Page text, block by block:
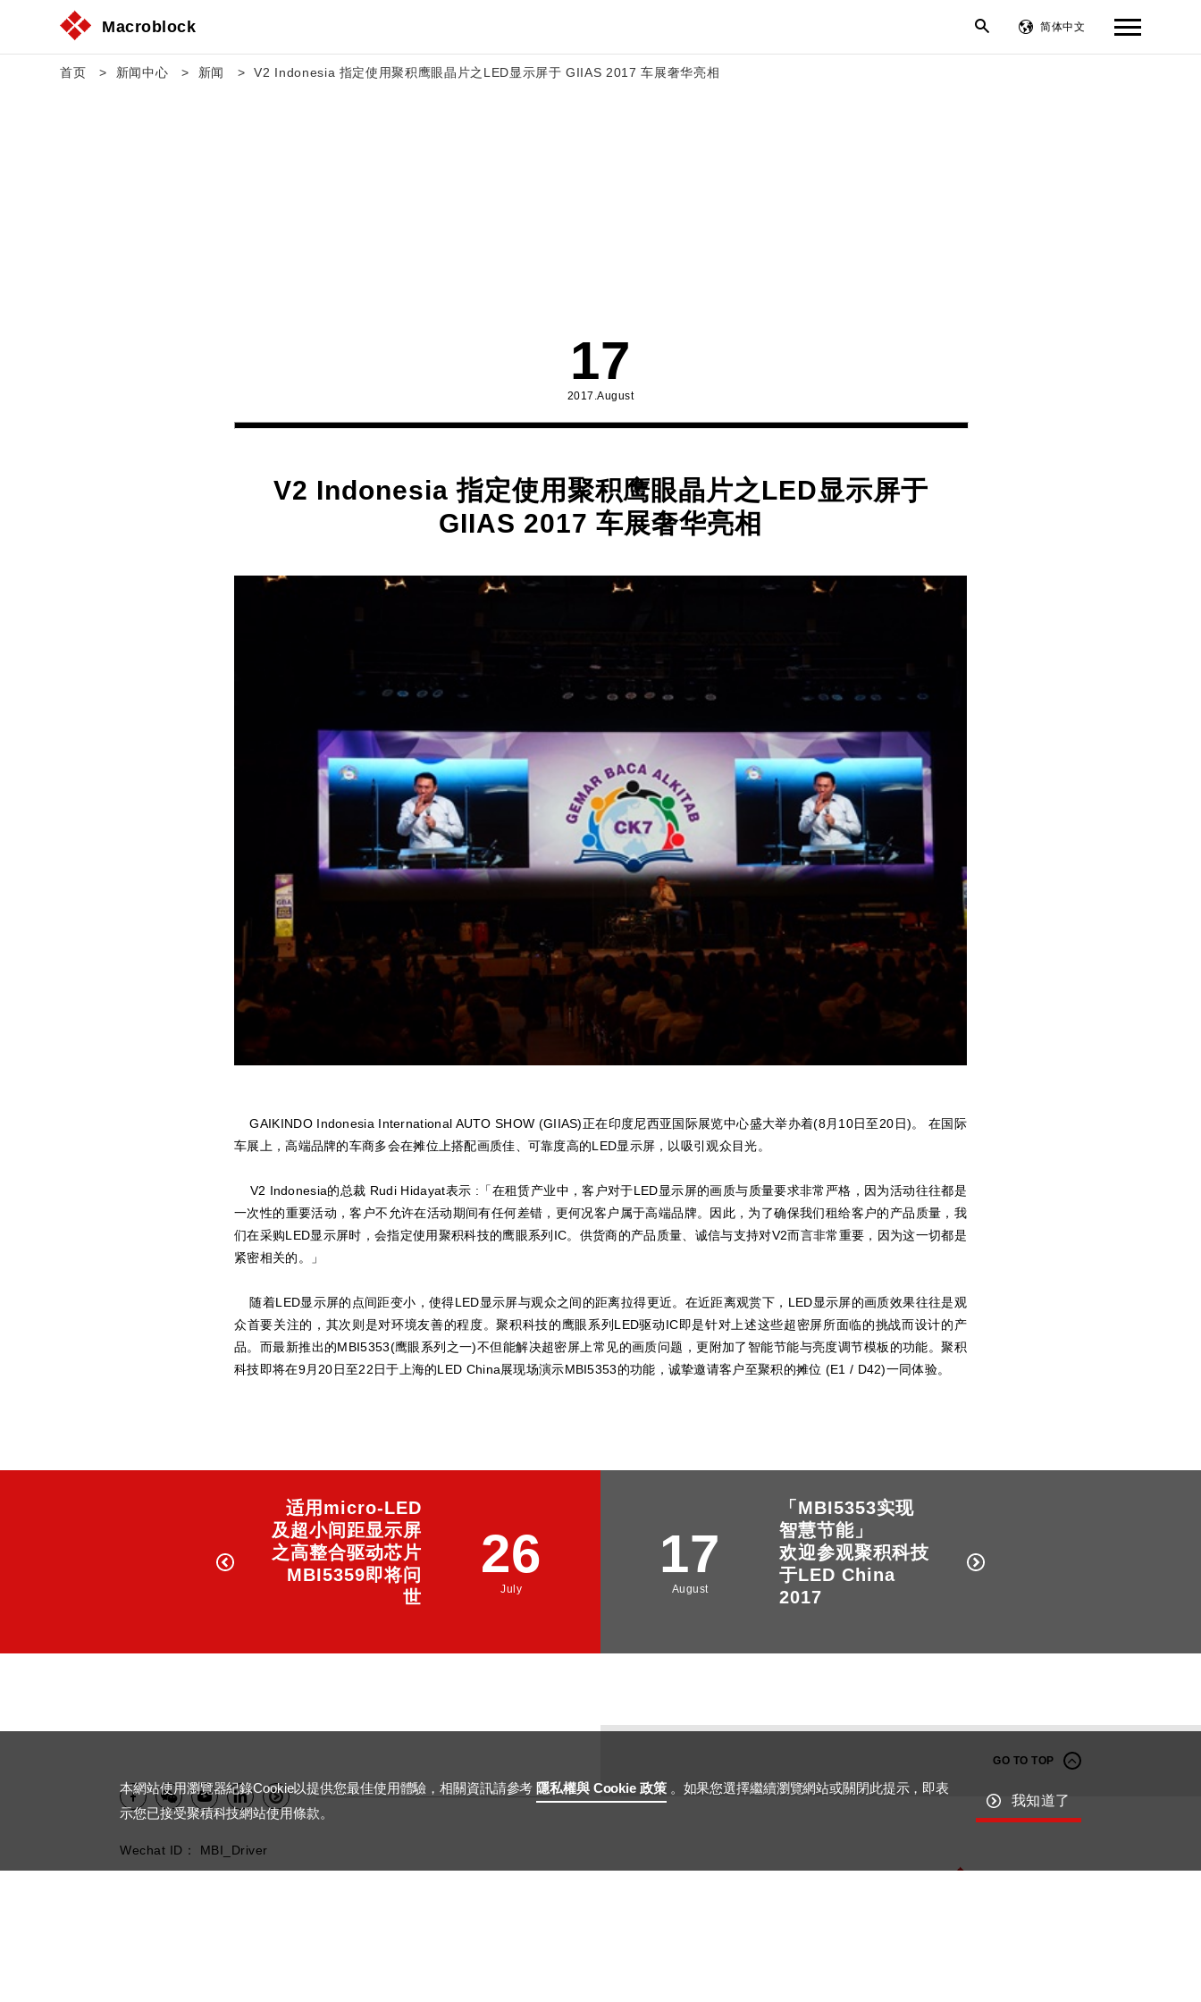
Macroblock 简体中文
首页 新闻中心 新闻 V2 Indonesia 指定使用聚积鹰眼晶片之LED显示屏于 GIIAS 2017 车展奢华亮相
17
2017.August
V2 Indonesia 指定使用聚积鹰眼晶片之LED显示屏于
GIIAS 2017 车展奢华亮相
GAIKINDO Indonesia International AUTO SHOW (GIIAS)正在印度尼西亚国际展览中心盛大举办着(8月10日至20日)。 在国际
车展上，高端品牌的车商多会在摊位上搭配画质佳、可靠度高的LED显示屏，以吸引观众目光。
V2 Indonesia的总裁 Rudi Hidayat表示 :「在租赁产业中，客户对于LED显示屏的画质与质量要求非常严格，因为活动往往都是
一次性的重要活动，客户不允许在活动期间有任何差错，更何况客户属于高端品牌。因此，为了确保我们租给客户的产品质量，我
们在采购LED显示屏时，会指定使用聚积科技的鹰眼系列IC。供货商的产品质量、诚信与支持对V2而言非常重要，因为这一切都是
紧密相关的。」
随着LED显示屏的点间距变小，使得LED显示屏与观众之间的距离拉得更近。在近距离观赏下，LED显示屏的画质效果往往是观
众首要关注的，其次则是对环境友善的程度。聚积科技的鹰眼系列LED驱动IC即是针对上述这些超密屏所面临的挑战而设计的产
品。而最新推出的MBI5353(鹰眼系列之一)不但能解决超密屏上常见的画质问题，更附加了智能节能与亮度调节模板的功能。聚积
科技即将在9月20日至22日于上海的LED China展现场演示MBI5353的功能，诚挚邀请客户至聚积的摊位 (E1 / D42)一同体验。
适用micro-LED
及超小间距显示屏
之高整合驱动芯片
MBI5359即将问
世
26
July
17
August
「MBI5353实现
智慧节能」
欢迎参观聚积科技
于LED China
2017
GO TO TOP
Wechat ID： MBI_Driver
本網站使用瀏覽器紀錄Cookie以提供您最佳使用體驗，相關資訊請參考 隱私權與 Cookie 政策 。如果您選擇繼續瀏覽網站或關閉此提示，即表
示您已接受聚積科技網站使用條款。
我知道了